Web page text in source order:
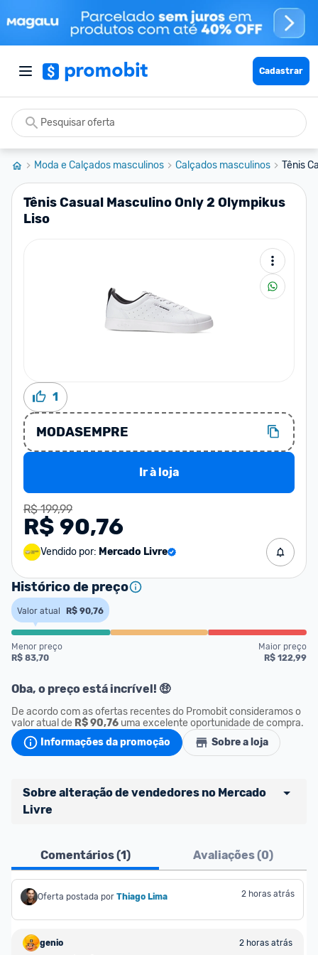
Cadastrar
Moda e Calçados masculinos Calçados masculinos Tênis
Tênis Casual Masculino Only 2 Olympikus
Liso
1
MODASEMPRE
Ir à loja
R$ 199,99
R$ 90,76
Vendido por: Mercado Livre
Histórico de preço
Valor atual R$ 90,76
Menor preço
R$ 83,70
Maior preço
R$ 122,99
Oba, o preço está incrível! 🤑
De acordo com as ofertas recentes do Promobit consideramos o
valor atual de R$ 90,76 uma excelente oportunidade de compra.
Informações da promoção
Sobre a loja
Sobre alteração de vendedores no Mercado
Livre
Vocês já sabem que no Promobit nós fazemos uma
avaliação de todos os sellers e lojas que são
divulgados na plataforma. Em todas as ofertas
produto e sinalizamos através da tag
Comentários (1) Avaliações (0)
Oferta postada por Thiago Lima 2 horas atrás
genio
2 horas atrás